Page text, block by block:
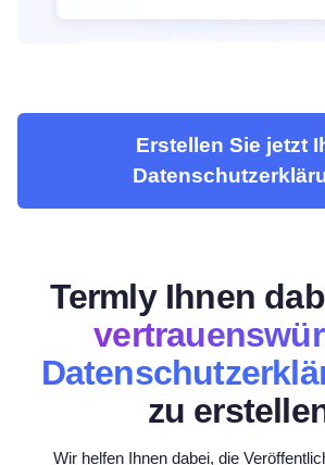
Erstellen Sie jetzt
Termly Ihnen
zu
Wir helfen Ihnen dabei, die